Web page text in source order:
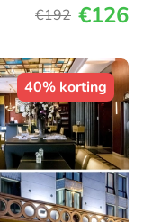
€192 €126
40% korting